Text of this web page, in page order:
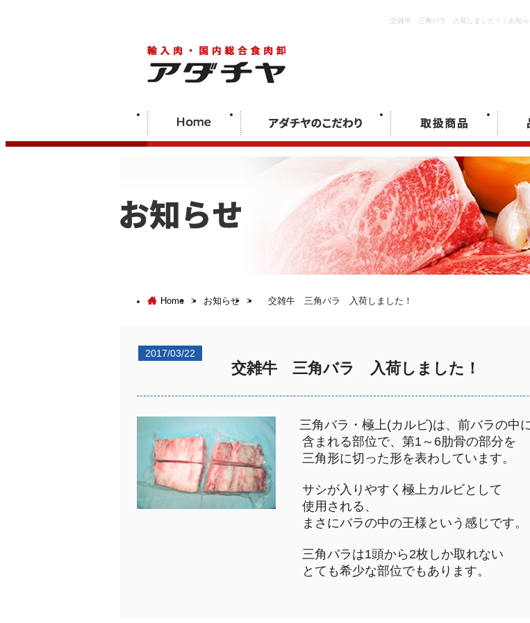
交雑牛 三角バラ 入荷しました！｜お知ら
Home > お知らせ > 交雑牛 三角バラ 入荷しました！
2017/03/22
交雑牛 三角バラ 入荷しました！
三角バラ・極上(カルビ)は、前バラの中
含まれる部位で、第1～6肋骨の部分を
三角形に切った形を表わしています。
サシが入りやすく極上カルビとして
使用される、
まさにバラの中の王様という感じです。
三角バラは1頭から2枚しか取れない
とても希少な部位でもあります。